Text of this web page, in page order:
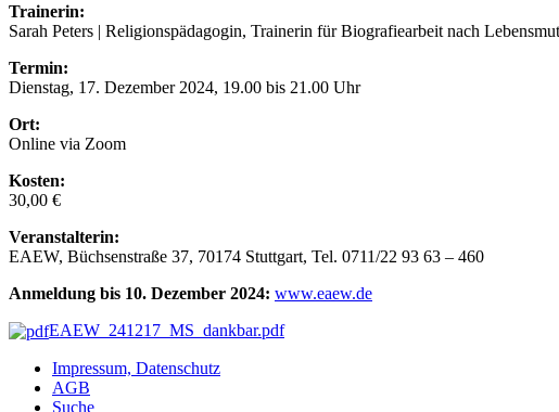
Trainerin:
Sarah Peters | Religionspädagogin, Trainerin für Biografiearbeit nach
Termin:
Dienstag, 17. Dezember 2024, 19.00 bis 21.00 Uhr
Ort:
Online via Zoom
Kosten:
30,00 €
Veranstalterin:
EAEW, Büchsenstraße 37, 70174 Stuttgart, Tel. 0711/22 93 63 – 460
Anmeldung bis 10. Dezember 2024: www.eaew.de
EAEW_241217_MS_dankbar.pdf
Impressum, Datenschutz
AGB
Suche